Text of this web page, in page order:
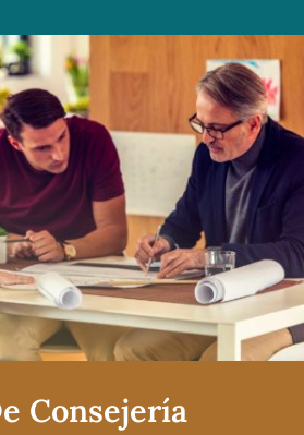
Consejería